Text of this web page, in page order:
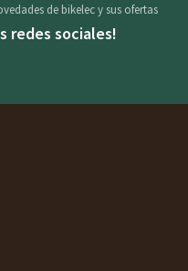
de bikelec y sus ofertas
redes sociales!